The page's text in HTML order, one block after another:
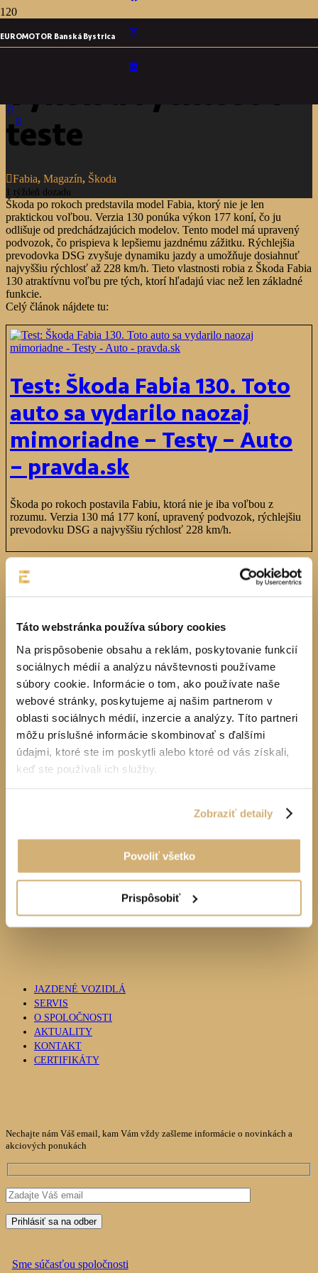
Táto webstránka používa súbory cookies
Na prispôsobenie obsahu a reklám, poskytovanie funkcií
sociálnych médií a analýzu návštevnosti používame
súbory cookie. Informácie o tom, ako používate naše
webové stránky, poskytujeme aj našim partnerom v
oblasti sociálnych médií, inzercie a analýzy. Títo partneri
môžu príslušné informácie skombinovať s ďalšími
údajmi, ktoré ste im poskytli alebo ktoré od vás získali,
keď ste používali ich služby.
Zobraziť detaily
Povoliť všetko
Prispôsobiť
EUROMOTOR Banská Bystrica
Škoda Fabia 130:
Výkon a rýchlosť v
teste
Fabia, Magazín, Škoda
1 týždeň dozadu
Škoda po rokoch predstavila model Fabia, ktorý nie je len
praktickou voľbou. Verzia 130 ponúka výkon 177 koní, čo ju
odlišuje od predchádzajúcich modelov. Tento model má upravený
podvozok, čo prispieva k lepšiemu jazdnému zážitku. Rýchlejšia
prevodovka DSG zvyšuje dynamiku jazdy a umožňuje dosiahnuť
najvyššiu rýchlosť až 228 km/h. Tieto vlastnosti robia z Škoda Fabia
130 atraktívnu voľbu pre tých, ktorí hľadajú viac než len základné
funkcie.
Celý článok nájdete tu:
Test: Škoda Fabia 130. Toto
auto sa vydarilo naozaj
mimoriadne – Testy – Auto
– pravda.sk
Škoda po rokoch postavila Fabiu, ktorá nie je iba voľbou z
rozumu. Verzia 130 má 177 koní, upravený podvozok, rýchlejšiu
prevodovku DSG a najvyššiu rýchlosť 228 km/h.
Zdroj:
https://auto.pravda.sk/testy/clanok/811965-test-skoda-fabia-
130-toto-auto-sa-vydarilo-naozaj-mimoriadne/?
Autorizovaný predaj a servis vozidiel Ford, Škoda, Volvo, Renault, Dacia a
Chery
048 / 472 77 00
euromotor@euromotor.sk
RENAULT
JAZDENÉ
JAZDENÉ VOZIDLÁ
SERVIS
O SPOLOČNOSTI
AKTUALITY
KONTAKT
CERTIFIKÁTY
Nechajte nám Váš email, kam Vám vždy zašleme informácie o novinkách a
akciových ponukách
Sme súčasťou spoločnosti